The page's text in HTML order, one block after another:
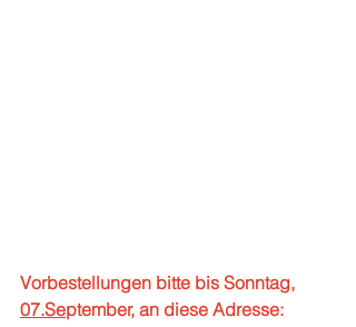
Vorbestellungen bitte bis Sonntag,
07.September, an diese Adresse: